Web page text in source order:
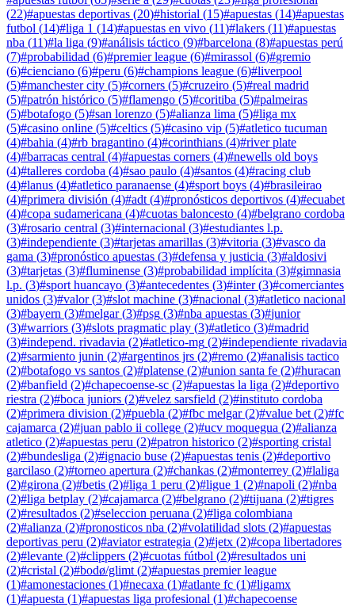
(22)#apuestas deportivas (20)#historial (15)#apuestas (14)#apuestas
futbol (14)#liga 1 (14)#apuestas en vivo (11)#lakers (11)#apuestas
nba (11)#la liga (9)#análisis táctico (9)#barcelona (8)#apuestas perú
(7)#probabilidad (6)#premier league (6)#mirassol (6)#gremio
(6)#cienciano (6)#peru (6)#champions league (6)#liverpool
(5)#manchester city (5)#corners (5)#cruzeiro (5)#real madrid
(5)#patrón histórico (5)#flamengo (5)#coritiba (5)#palmeiras
(5)#botafogo (5)#san lorenzo (5)#alianza lima (5)#liga mx
(5)#casino online (5)#celtics (5)#casino vip (5)#atletico tucuman
(4)#bahia (4)#rb bragantino (4)#corinthians (4)#river plate
(4)#barracas central (4)#apuestas corners (4)#newells old boys
(4)#talleres cordoba (4)#sao paulo (4)#santos (4)#racing club
(4)#lanus (4)#atletico paranaense (4)#sport boys (4)#brasileirao
(4)#primera división (4)#adt (4)#pronósticos deportivos (4)#ecuabet
(4)#copa sudamericana (4)#cuotas baloncesto (4)#belgrano cordoba
(3)#rosario central (3)#internacional (3)#estudiantes l.p.
(3)#independiente (3)#tarjetas amarillas (3)#vitoria (3)#vasco da
gama (3)#pronóstico apuestas (3)#defensa y justicia (3)#aldosivi
(3)#tarjetas (3)#fluminense (3)#probabilidad implícita (3)#gimnasia
l.p. (3)#sport huancayo (3)#antecedentes (3)#inter(3)#comerciantes
unidos (3)#valor(3)#slot machine (3)#nacional (3)#atletico nacional
(3)#bayern (3)#melgar(3)#psg (3)#nba apuestas (3)#junior
(3)#warriors (3)#slots pragmatic play (3)#atletico (3)#madrid
(3)#independ. rivadavia (2)#atletico-mg (2)#independiente rivadavia
(2)#sarmiento junin (2)#argentinos jrs (2)#remo (2)#analisis tactico
(2)#botafogo vs santos (2)#platense (2)#union santa fe (2)#huracan
(2)#banfield (2)#chapecoense-sc (2)#apuestas la liga (2)#deportivo
riestra (2)#boca juniors (2)#velez sarsfield (2)#instituto cordoba
(2)#primera division (2)#puebla (2)#fbc melgar(2)#value bet (2)#fc
cajamarca (2)#juan pablo ii college (2)#ucv moquegua (2)#alianza
atletico (2)#apuestas peru (2)#patron historico (2)#sporting cristal
(2)#bundesliga (2)#ignacio buse (2)#apuestas tenis (2)#deportivo
garcilaso (2)#torneo apertura (2)#chankas (2)#monterrey (2)#laliga
(2)#girona (2)#betis (2)#liga 1 peru (2)#ligue 1 (2)#napoli (2)#nba
(2)#liga betplay (2)#cajamarca (2)#belgrano (2)#tijuana (2)#tigres
(2)#resultados (2)#seleccion peruana (2)#liga colombiana
(2)#alianza (2)#pronosticos nba (2)#volatilidad slots (2)#apuestas
deportivas peru (2)#aviator estrategia (2)#jetx (2)#copa libertadores
(2)#levante (2)#clippers (2)#cuotas fútbol (2)#resultados uni
(2)#cristal (2)#bodø/glimt (2)#apuestas premier league
(1)#amonestaciones (1)#necaxa (1)#atlante fc (1)#ligamx
(1)#apuesta (1)#apuestas liga profesional (1)#chapecoense